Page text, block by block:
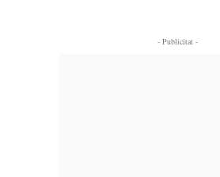
- Publicitat -